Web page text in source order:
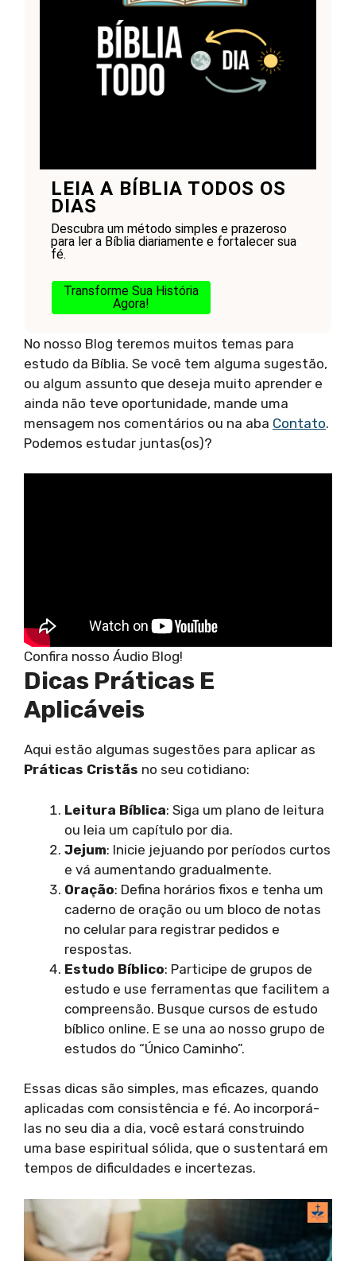
LEIA A BÍBLIA TODOS OS
DIAS
Descubra um método simples e prazeroso
para ler a Bíblia diariamente e fortalecer sua
fé.
Transforme Sua História
Agora!
No nosso Blog teremos muitos temas para
estudo da Bíblia. Se você tem alguma sugestão,
ou algum assunto que deseja muito aprender e
ainda não teve oportunidade, mande uma
mensagem nos comentários ou na aba Contato.
Podemos estudar juntas(os)?
Confira nosso Áudio Blog!
Dicas Práticas E
Aplicáveis
Aqui estão algumas sugestões para aplicar as
Práticas Cristãs no seu cotidiano:
Leitura Bíblica: Siga um plano de leitura
ou leia um capítulo por dia.
Jejum: Inicie jejuando por períodos curtos
e vá aumentando gradualmente.
Oração: Defina horários fixos e tenha um
caderno de oração ou um bloco de notas
no celular para registrar pedidos e
respostas.
Estudo Bíblico: Participe de grupos de
estudo e use ferramentas que facilitem a
compreensão. Busque cursos de estudo
bíblico online. E se una ao nosso grupo de
estudos do “Único Caminho”.
Essas dicas são simples, mas eficazes, quando
aplicadas com consistência e fé. Ao incorporá-
las no seu dia a dia, você estará construindo
uma base espiritual sólida, que o sustentará em
tempos de dificuldades e incertezas.